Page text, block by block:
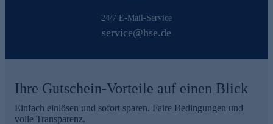
24/7 E-Mail-Service
service@hse.de
Ihre Gutschein-Vorteile auf einen Blick
Einfach einlösen und sofort sparen. Faire Bedingungen und
volle Transparenz.